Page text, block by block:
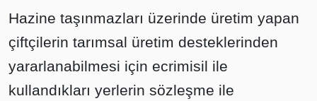
Hazine taşınmazları üzerinde üretim yapan
çiftçilerin tarımsal üretim desteklerinden
yararlanabilmesi için ecrimisil ile
kullandıkları yerlerin sözleşme ile